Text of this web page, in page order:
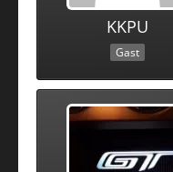
KKPU
Gast